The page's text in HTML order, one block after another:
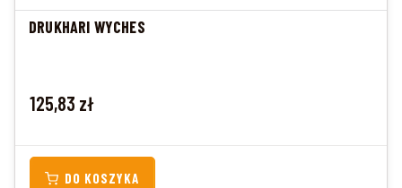
DRUKHARI WYCHES
Cena
125,83 zł
DO KOSZYKA